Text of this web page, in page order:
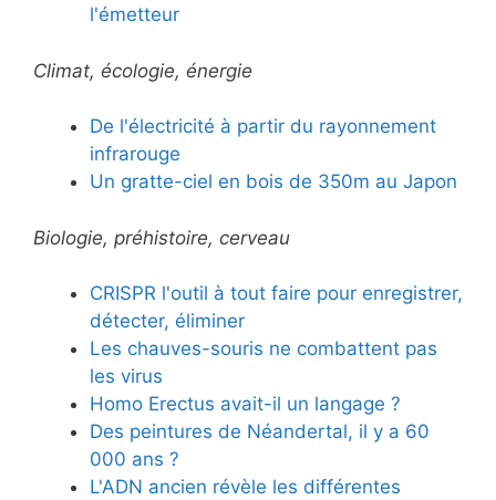
l'émetteur
Climat, écologie, énergie
De l'électricité à partir du rayonnement
infrarouge
Un gratte-ciel en bois de 350m au Japon
Biologie, préhistoire, cerveau
CRISPR l'outil à tout faire pour enregistrer,
détecter, éliminer
Les chauves-souris ne combattent pas
les virus
Homo Erectus avait-il un langage ?
Des peintures de Néandertal, il y a 60
000 ans ?
L'ADN ancien révèle les différentes